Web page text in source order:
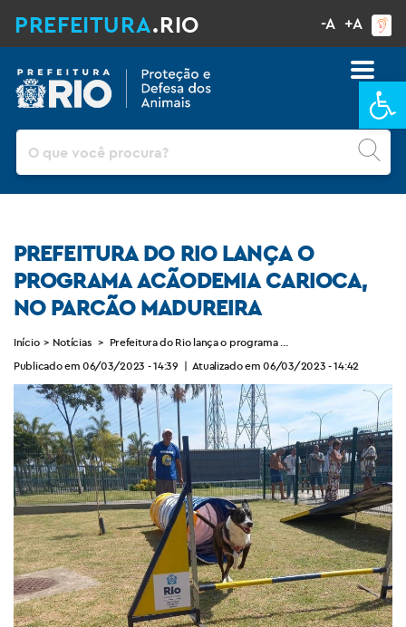
PREFEITURA.RIO -A +A
PREFEITURA DO RIO LANÇA O
PROGRAMA ACÃODEMIA CARIOCA,
NO PARCÃO MADUREIRA
Início > Notícias > Prefeitura do Rio lança o programa Acãodemia Carioca, no
Publicado em 06/03/2023 - 14:39 | Atualizado em 06/03/2023 - 14:42